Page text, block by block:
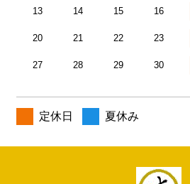
13 14 15 16
20 21 22 23
27 28 29 30
定休日 夏休み